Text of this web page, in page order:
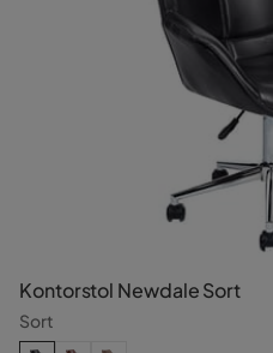
Kontorstol Newdale Sort
Sort